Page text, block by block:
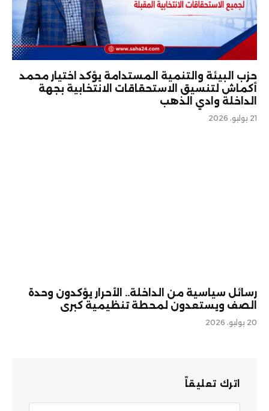
حزب البيئة والتنمية المستدامة يؤكد اختيار محمد
أكماش لتنسيق الاستحقاقات الانتخابية بجهة
الداخلة وادي الذهب
21 يوليو، 2026
رسائل سياسية من الداخلة.. الأحرار يؤكدون وحدة
الصف ويستعدون لمحطة تنظيمية كبرى
20 يوليو، 2026
اترك تعليقاً